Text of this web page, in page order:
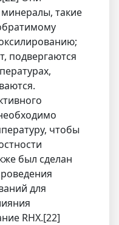
такие
подвергаются
чтобы
был сделан
для
RHX.[22]